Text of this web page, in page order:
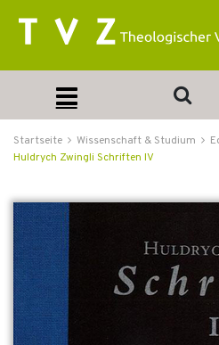
Startseite Wissenschaft & Studium
Huldrych Zwingli Schriften IV